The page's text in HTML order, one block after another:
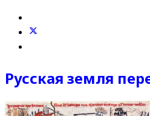
Русская земля